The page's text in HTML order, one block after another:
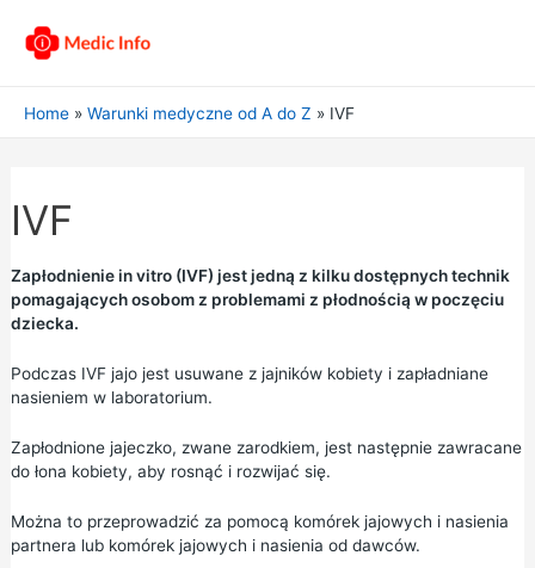
Home Warunki medyczne od A do Z IVF
IVF
Zapłodnienie in vitro (IVF) jest jedną z kilku dostępnych technik
pomagających osobom z problemami z płodnością w poczęciu
dziecka.
Podczas IVF jajo jest usuwane z jajników kobiety i zapładniane
nasieniem w laboratorium.
Zapłodnione jajeczko, zwane zarodkiem, jest następnie zawracane
do łona kobiety, aby rosnąć i rozwijać się.
Można to przeprowadzić za pomocą komórek jajowych i nasienia
partnera lub komórek jajowych i nasienia od dawców.